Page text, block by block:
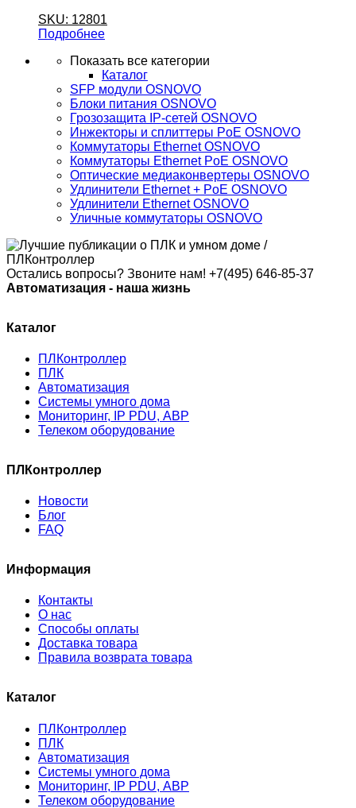
SKU: 12801
Подробнее
Показать все категории
Каталог
SFP модули OSNOVO
Блоки питания OSNOVO
Грозозащита IP-сетей OSNOVO
Инжекторы и сплиттеры PoE OSNOVO
Коммутаторы Ethernet OSNOVO
Коммутаторы Ethernet PoE OSNOVO
Оптические медиаконвертеры OSNOVO
Удлинители Ethernet + PoE OSNOVO
Удлинители Ethernet OSNOVO
Уличные коммутаторы OSNOVO
Остались вопросы? Звоните нам! +7(495) 646-85-37
Автоматизация - наша жизнь
Каталог
ПЛКонтроллер
ПЛК
Автоматизация
Системы умного дома
Мониторинг, IP PDU, АВР
Телеком оборудование
ПЛКонтроллер
Новости
Блог
FAQ
Информация
Контакты
О нас
Способы оплаты
Доставка товара
Правила возврата товара
Каталог
ПЛКонтроллер
ПЛК
Автоматизация
Системы умного дома
Мониторинг, IP PDU, АВР
Телеком оборудование